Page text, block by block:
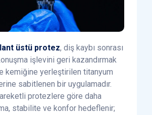
üstü protez, diş kaybı sonrası
işlevini geri kazandırmak
kemiğine yerleştirilen titanyum
sabitlenen bir uygulamadır.
protezlere göre daha
stabilite ve konfor hedeflenir;